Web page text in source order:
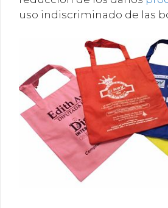
uso indiscriminado de las